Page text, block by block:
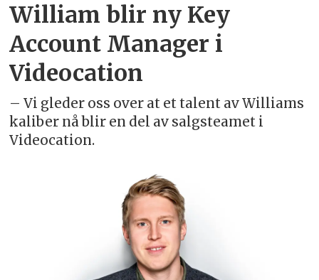
William blir ny Key
Account Manager i
Videocation
– Vi gleder oss over at et talent av Williams
kaliber nå blir en del av salgsteamet i
Videocation.